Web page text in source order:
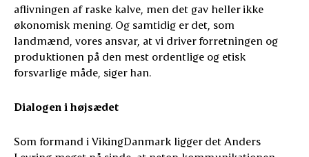
aflivningen af raske kalve, men det gav heller ikke
økonomisk mening. Og samtidig er det, som
landmænd, vores ansvar, at vi driver forretningen og
produktionen på den mest ordentlige og etisk
forsvarlige måde, siger han.
Dialogen i højsædet
Som formand i VikingDanmark ligger det Anders